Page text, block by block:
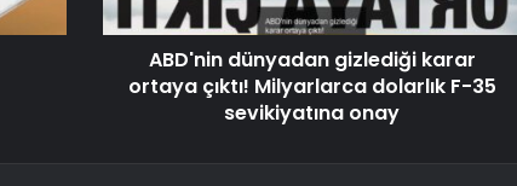
ABD'nin dünyadan gizlediği karar
ortaya çıktı! Milyarlarca dolarlık F-35
sevikiyatına onay